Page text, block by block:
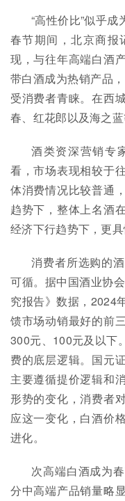
“高性价比”似乎成
春节期间，北京商报
现，与往年高端白酒
带白酒成为热销产品
受消费者青睐。在西
春、红花郎以及海之蓝
酒类资深营销专
看，市场表现相较于
体消费情况比较普通
趋势下，整体上名酒
经济下行趋势下，更
消费者所选购的
可循。据中国酒业协
究报告》数据，2024
馈市场动销最好的前
300元、100元及以下
费的底层逻辑。国元
主要遵循提价逻辑和
形势的变化，消费者
应这一变化，白酒价
进化。
次高端白酒成为
分中高端产品销量略